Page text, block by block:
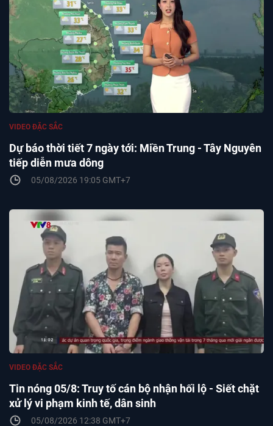
Dự báo thời tiết 7 ngày tới: Miền Trung - Tây Nguyên
tiếp diễn mưa dông
VIDEO ĐẶC SẮC
05/08/2026 19:05 GMT+7
Tin nóng 05/8: Truy tố cán bộ nhận hối lộ - Siết chặt
xử lý vi phạm kinh tế, dân sinh
VIDEO ĐẶC SẮC
05/08/2026 12:38 GMT+7